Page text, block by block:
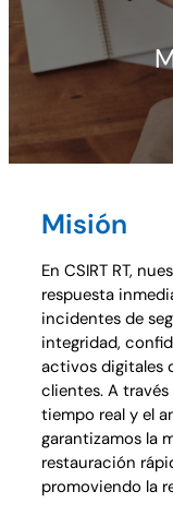
Misión
En CSIRT RT,
respuesta
incidentes de
integridad,
activos digitales
clientes. A
tiempo real y el
garantizamos la
restauración
promoviendo la